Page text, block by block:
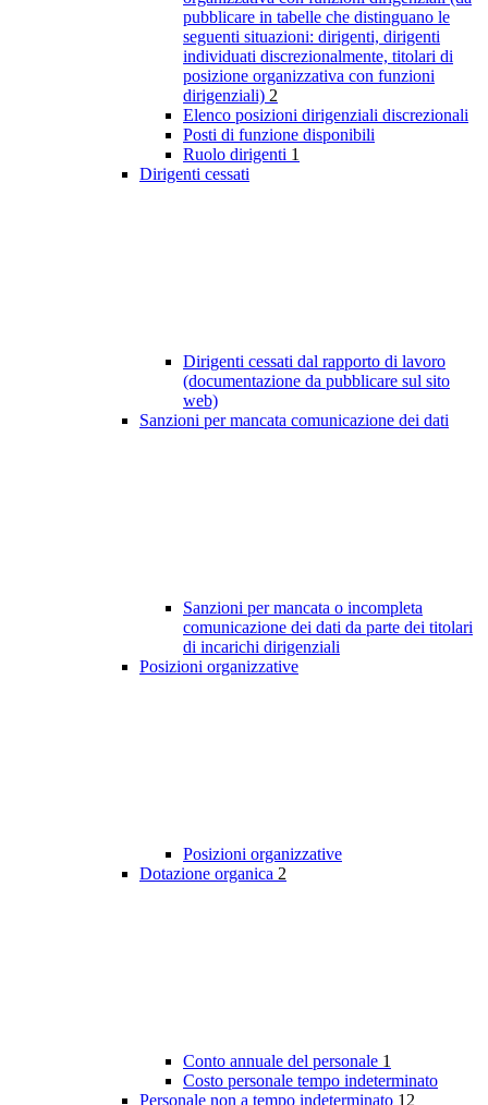
pubblicare in tabelle che distinguano le
seguenti situazioni: dirigenti, dirigenti
individuati discrezionalmente, titolari di
posizione organizzativa con funzioni
dirigenziali) 2
Elenco posizioni dirigenziali discrezionali
Posti di funzione disponibili
Ruolo dirigenti 1
Dirigenti cessati
Dirigenti cessati dal rapporto di lavoro
(documentazione da pubblicare sul sito
web)
Sanzioni per mancata comunicazione dei dati
Sanzioni per mancata o incompleta
comunicazione dei dati da parte dei titolari
di incarichi dirigenziali
Posizioni organizzative
Posizioni organizzative
Dotazione organica 2
Conto annuale del personale 1
Costo personale tempo indeterminato
Personale non a tempo indeterminato 12